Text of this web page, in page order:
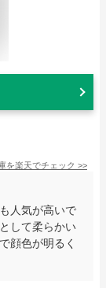
を楽天でチェック >>
人気が高いで
して柔らかい
顔色が明るく